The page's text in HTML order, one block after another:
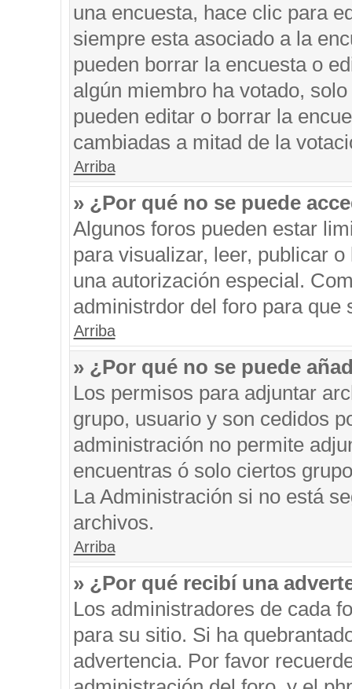
una encuesta, hace clic para
siempre esta asociado a la
pueden borrar la encuesta o
algún miembro ha votado,
pueden editar o borrar la
cambiadas a mitad de la
Arriba
» ¿Por qué no se puede
Algunos foros pueden estar
para visualizar, leer, publicar
una autorización especial.
administrdor del foro para que
Arriba
» ¿Por qué no se puede
Los permisos para adjuntar
grupo, usuario y son cedidos
administración no permite
encuentras ó solo ciertos
La Administración si no está
archivos.
Arriba
» ¿Por qué recibí una
Los administradores de cada
para su sitio. Si ha
advertencia. Por favor